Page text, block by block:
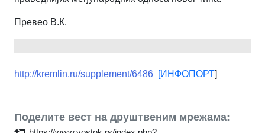
Превео В.К.
http://kremlin.ru/supplement/6486 [ИНФОПОРТ]
Поделите вест на друштвеним мрежама: